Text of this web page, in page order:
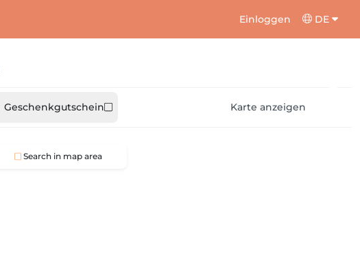
Einloggen DE
Geschenkgutschein Karte anzeigen
Search in map area